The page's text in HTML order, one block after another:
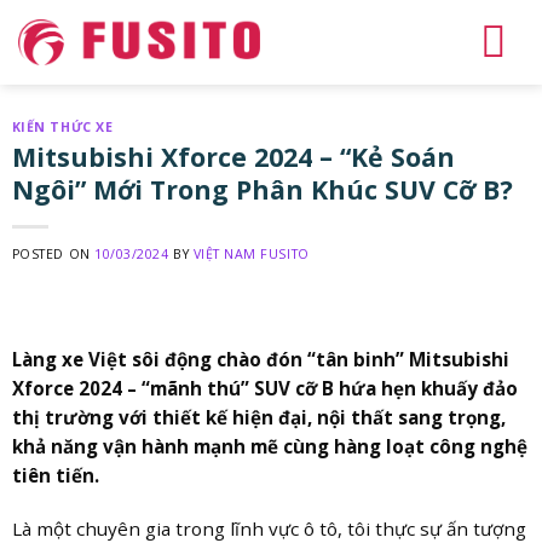
Skip
content
KIẾN THỨC XE
Mitsubishi Xforce 2024 – “Kẻ Soán
Ngôi” Mới Trong Phân Khúc SUV Cỡ B?
POSTED ON 10/03/2024 BY VIỆT NAM FUSITO
Làng xe Việt sôi động chào đón “tân binh” Mitsubishi
Xforce 2024 – “mãnh thú” SUV cỡ B hứa hẹn khuấy đảo
thị trường với thiết kế hiện đại, nội thất sang trọng,
khả năng vận hành mạnh mẽ cùng hàng loạt công nghệ
tiên tiến.
Là một chuyên gia trong lĩnh vực ô tô, tôi thực sự ấn tượng